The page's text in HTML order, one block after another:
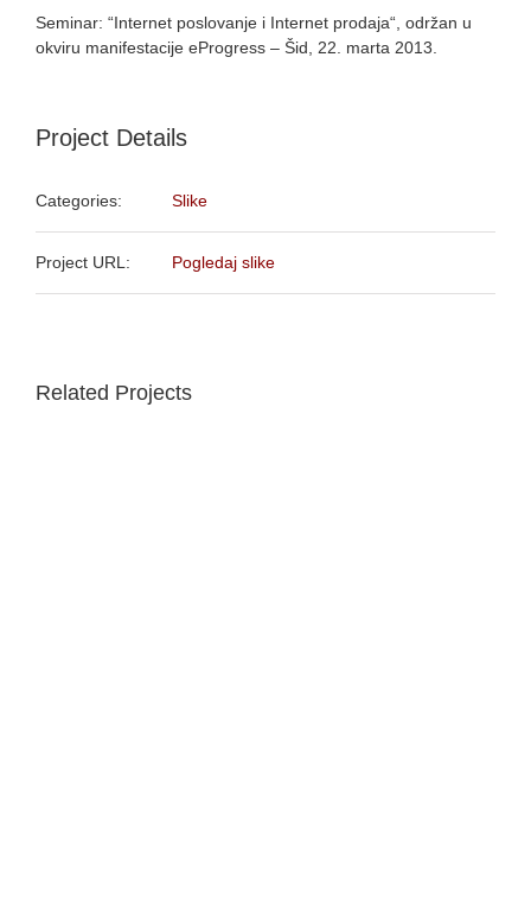
Seminar: “Internet poslovanje i Internet prodaja“, održan u
okviru manifestacije eProgress – Šid, 22. marta 2013.
Project Details
Categories: Slike
Project URL: Pogledaj slike
Related Projects